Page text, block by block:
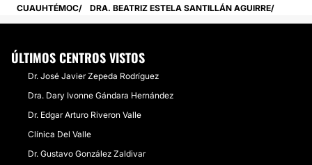
CUAUHTÉMOC
DRA. BEATRIZ ESTELA SANTILLÁN AGUIRRE
ÚLTIMOS CENTROS VISTOS
Dr. José Javier Zepeda Rodríguez
Dra. Dary Ivonne Gándara Hernández
Dr. Edgar Arturo Riveron Valle
Clínica Del Valle
Dr. Gustavo González Zaldivar